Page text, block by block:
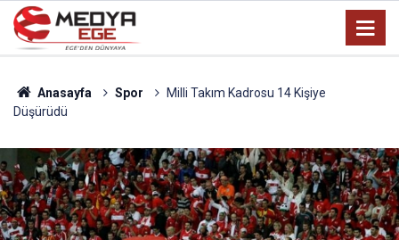
Anasayfa Spor
Milli Takım Kadrosu 14 Kişiye
Düşürüdü